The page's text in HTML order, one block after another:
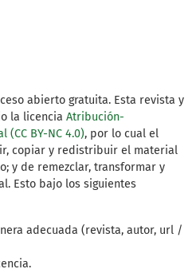
abierto gratuita. Esta revista y
la licencia Atribución-
(CC BY-NC 4.0), por lo cual el
copiar y redistribuir el material
y de remezclar, transformar y
Esto bajo los siguientes
adecuada (revista, autor, url /